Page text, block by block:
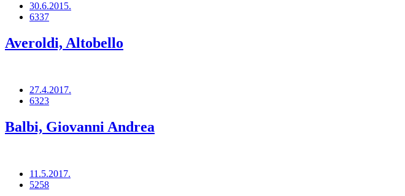
30.6.2015.
6337
Averoldi, Altobello
27.4.2017.
6323
Balbi, Giovanni Andrea
11.5.2017.
5258